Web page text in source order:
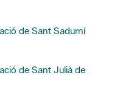
de Sant Julià de